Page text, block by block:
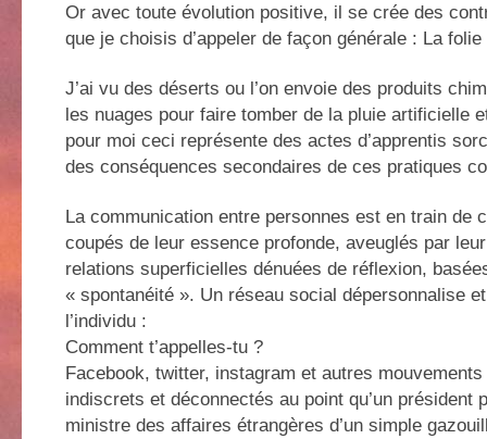
Or avec toute évolution positive, il se crée des
que je choisis d’appeler de façon générale : La
J’ai vu des déserts ou l’on envoie des produits
les nuages pour faire tomber de la pluie artificielle
pour moi ceci représente des actes d’apprentis
des conséquences secondaires de ces pratiques
La communication entre personnes est en train de
coupés de leur essence profonde, aveuglés par
relations superficielles dénuées de réflexion,
« spontanéité ». Un réseau social dépersonnalise
l’individu :
Comment t’appelles-tu ?
Facebook, twitter, instagram et autres
indiscrets et déconnectés au point qu’un président
ministre des affaires étrangères d’un simple